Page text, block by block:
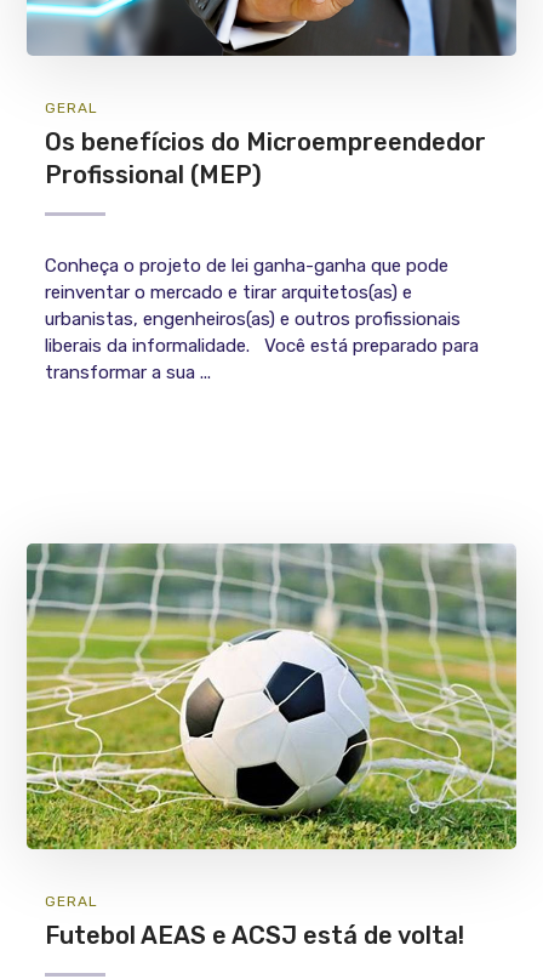
GERAL
Os benefícios do Microempreendedor
Profissional (MEP)
Conheça o projeto de lei ganha-ganha que pode
reinventar o mercado e tirar arquitetos(as) e
urbanistas, engenheiros(as) e outros profissionais
liberais da informalidade. Você está preparado para
transformar a sua ...
GERAL
Futebol AEAS e ACSJ está de volta!